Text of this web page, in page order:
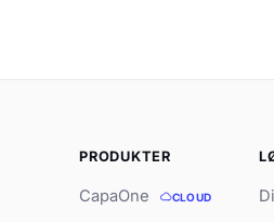
PRODUKTER
CapaOne CLOUD